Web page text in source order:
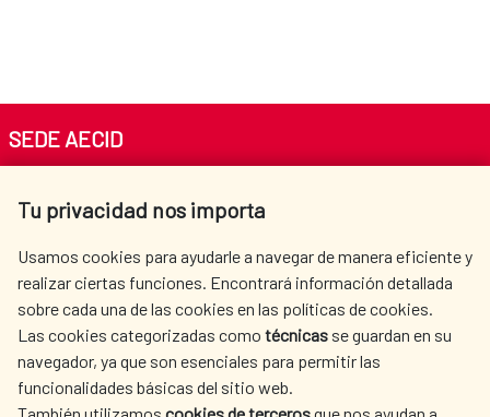
Tu privacidad nos importa
Usamos cookies para ayudarle a navegar de manera eficiente y
realizar ciertas funciones. Encontrará información detallada
sobre cada una de las cookies en las políticas de cookies.
Las cookies categorizadas como técnicas se guardan en su
navegador, ya que son esenciales para permitir las
funcionalidades básicas del sitio web.
SEDE AECID
Tel. +34 900 20 30 54​​​​​​​
AECID
WHERE DO WE COOPERATE?
SPANISH HUMANITARIAN
ACTION
PRESS ROOM
CULTURE AND SCIENCE LIBRARY